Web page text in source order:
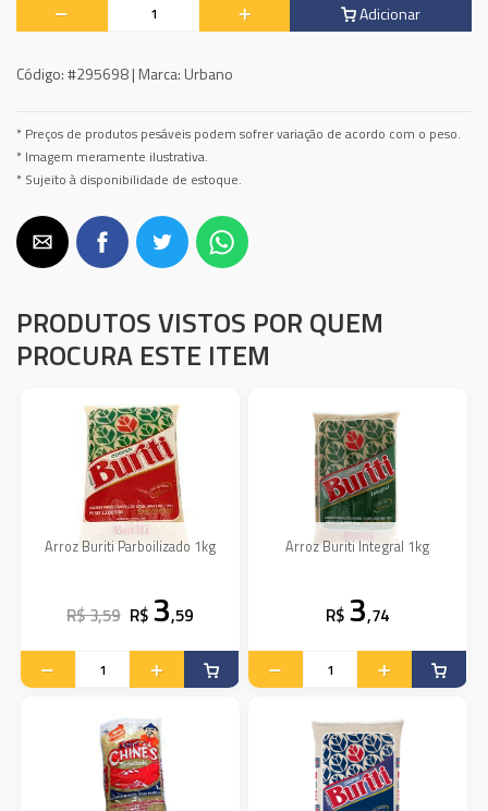
Adicionar
Código:#295698 | Marca: Urbano
* Preços de produtos pesáveis podem sofrer variação de acordo com o peso.
* Imagem meramente ilustrativa.
* Sujeito à disponibilidade de estoque.
PRODUTOS VISTOS POR QUEM
PROCURA ESTE ITEM
Arroz Buriti Parboilizado 1kg
R$ 3,59 R$ 3,59
Arroz Buriti Integral 1kg
R$ 3,74